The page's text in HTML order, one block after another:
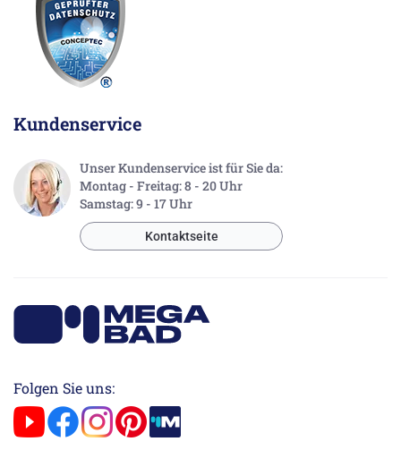
Kundenservice
Unser Kundenservice ist für Sie da:
Montag - Freitag: 8 - 20 Uhr
Samstag: 9 - 17 Uhr
Kontaktseite
Folgen Sie uns: